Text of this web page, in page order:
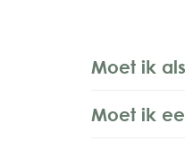
Moet ik
Moet ik